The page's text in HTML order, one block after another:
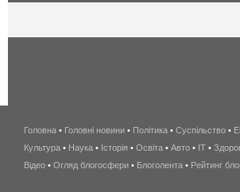
Головна • Головні новини • Політика • Суспільство •
Культура • Наука • Історія • Освіта • Авто • IT •
Відео • Огляд блогосфери • Блоголента • Рейтинг